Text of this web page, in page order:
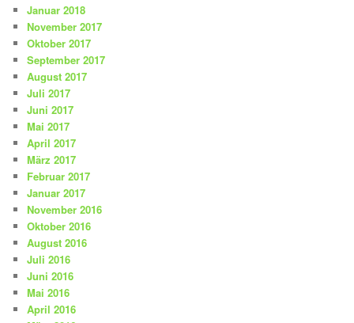
Januar 2018
November 2017
Oktober 2017
September 2017
August 2017
Juli 2017
Juni 2017
Mai 2017
April 2017
März 2017
Februar 2017
Januar 2017
November 2016
Oktober 2016
August 2016
Juli 2016
Juni 2016
Mai 2016
April 2016